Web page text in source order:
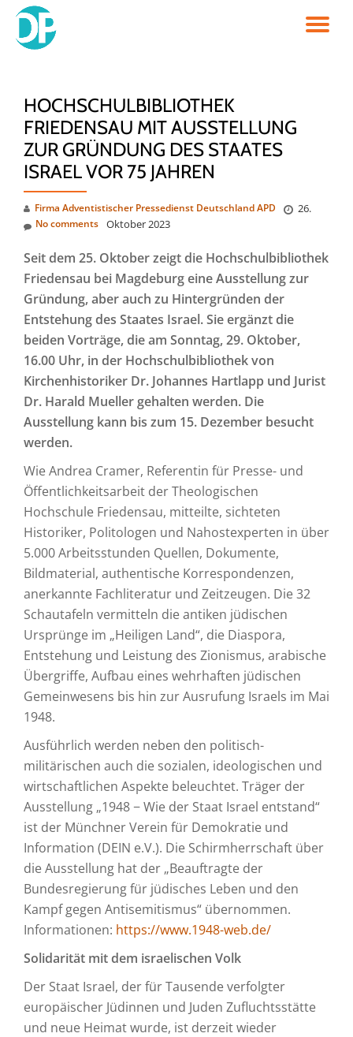
Skip
HOCHSCHULBIBLIOTHEK
FRIEDENSAU MIT AUSSTELLUNG
ZUR GRÜNDUNG DES STAATES
ISRAEL VOR 75 JAHREN
Firma Adventistischer Pressedienst Deutschland APD
26.
Oktober 2023
No comments
Seit dem 25. Oktober zeigt die Hochschulbibliothek
Friedensau bei Magdeburg eine Ausstellung zur
Gründung, aber auch zu Hintergründen der
Entstehung des Staates Israel. Sie ergänzt die
beiden Vorträge, die am Sonntag, 29. Oktober,
16.00 Uhr, in der Hochschulbibliothek von
Kirchenhistoriker Dr. Johannes Hartlapp und Jurist
Dr. Harald Mueller gehalten werden. Die
Ausstellung kann bis zum 15. Dezember besucht
werden.
Wie Andrea Cramer, Referentin für Presse- und
Öffentlichkeitsarbeit der Theologischen
Hochschule Friedensau, mitteilte, sichteten
Historiker, Politologen und Nahostexperten in über
5.000 Arbeitsstunden Quellen, Dokumente,
Bildmaterial, authentische Korrespondenzen,
anerkannte Fachliteratur und Zeitzeugen. Die 32
Schautafeln vermitteln die antiken jüdischen
Ursprünge im „Heiligen Land“, die Diaspora,
Entstehung und Leistung des Zionismus, arabische
Übergriffe, Aufbau eines wehrhaften jüdischen
Gemeinwesens bis hin zur Ausrufung Israels im Mai
1948.
Ausführlich werden neben den politisch-
militärischen auch die sozialen, ideologischen und
wirtschaftlichen Aspekte beleuchtet. Träger der
Ausstellung „1948 − Wie der Staat Israel entstand“
ist der Münchner Verein für Demokratie und
Information (DEIN e.V.). Die Schirmherrschaft über
die Ausstellung hat der „Beauftragte der
Bundesregierung für jüdisches Leben und den
Kampf gegen Antisemitismus“ übernommen.
Informationen: https://www.1948-web.de/
Solidarität mit dem israelischen Volk
Der Staat Israel, der für Tausende verfolgter
europäischer Jüdinnen und Juden Zufluchtsstätte
und neue Heimat wurde, ist derzeit wieder